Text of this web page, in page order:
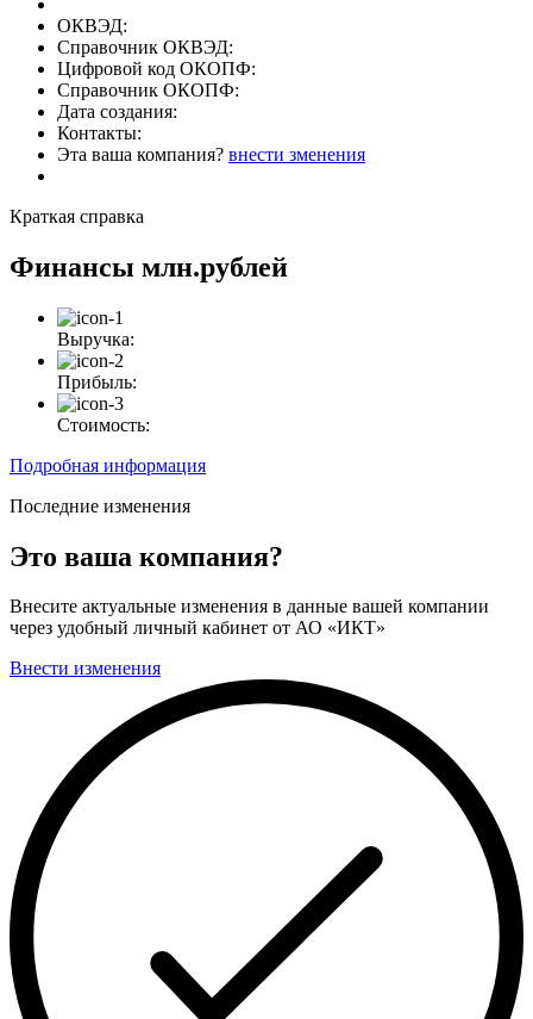
ОКВЭД:
Справочник ОКВЭД:
Цифровой код ОКОПФ:
Справочник ОКОПФ:
Дата создания:
Контакты:
Эта ваша компания? внести зменения
Краткая справка
Финансы млн.рублей
Выручка:
Прибыль:
Стоимость:
Подробная информация
Последние изменения
Это ваша компания?
Внесите актуальные изменения в данные вашей компании
через удобный личный кабинет от АО «ИКТ»
Внести изменения